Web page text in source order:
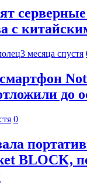
с
3 месяца спустя
до
0
BLOCK,